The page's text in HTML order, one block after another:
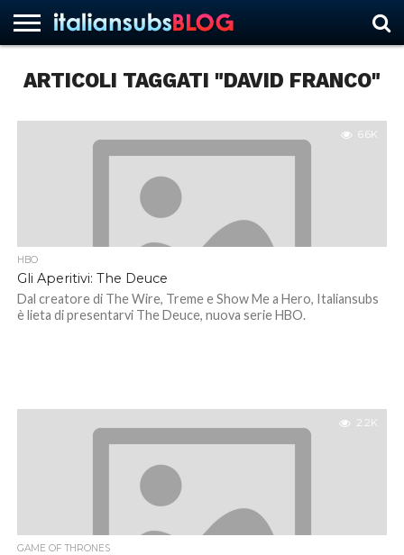
NEWS
ASCOLTI
RECENSIONI
INTERVISTE
CURIOSITÀ
CHI
CONTATTACI
FORUM
ITALIANSUBS
ARTICOLI TAGGATI "DAVID FRANCO"
6.6K
HBO
Gli Aperitivi: The Deuce
Dal creatore di The Wire, Treme e Show Me a Hero, Italiansubs
è lieta di presentarvi The Deuce, nuova serie HBO.
2.2K
GAME OF THRONES